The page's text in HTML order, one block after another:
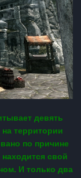
девять
территории
по причине
свой
И только два